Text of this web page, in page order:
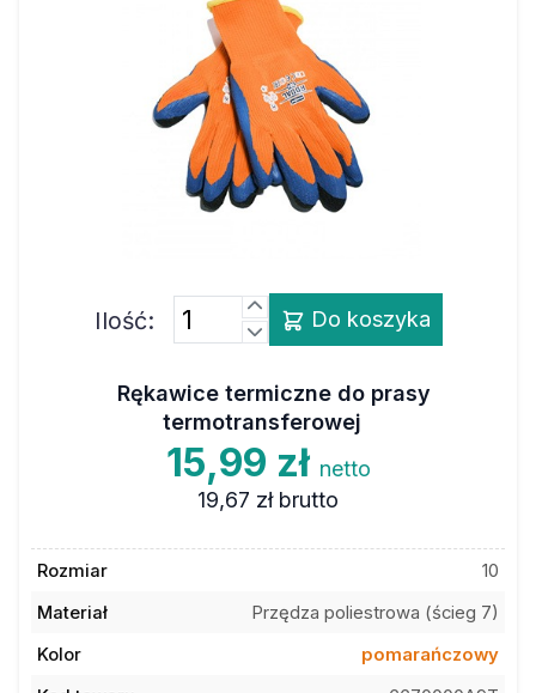
Ilość: Do koszyka
Rękawice termiczne do prasy
termotransferowej
15,99 zł netto
19,67 zł brutto
Rozmiar
10
Materiał
Przędza poliestrowa (ścieg 7)
Kolor
pomarańczowy